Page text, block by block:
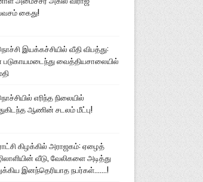
கைது!
இயக்கச்சியில் வீதி விபத்து:
வைத்தியசாலையில்
எரிந்த நிலையில்
ஆணின் சடலம் மீட்பு!
கிழக்கில் அராஜகம்: ஏழைத்
வீடு, வேலிகளை அடித்து
இனந்தெரியாத நபர்கள்.......!